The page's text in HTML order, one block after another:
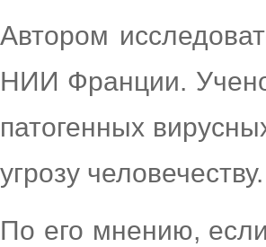
Автором
НИИ Франции.
патогенных
угрозу человечеству.
По его мнению,